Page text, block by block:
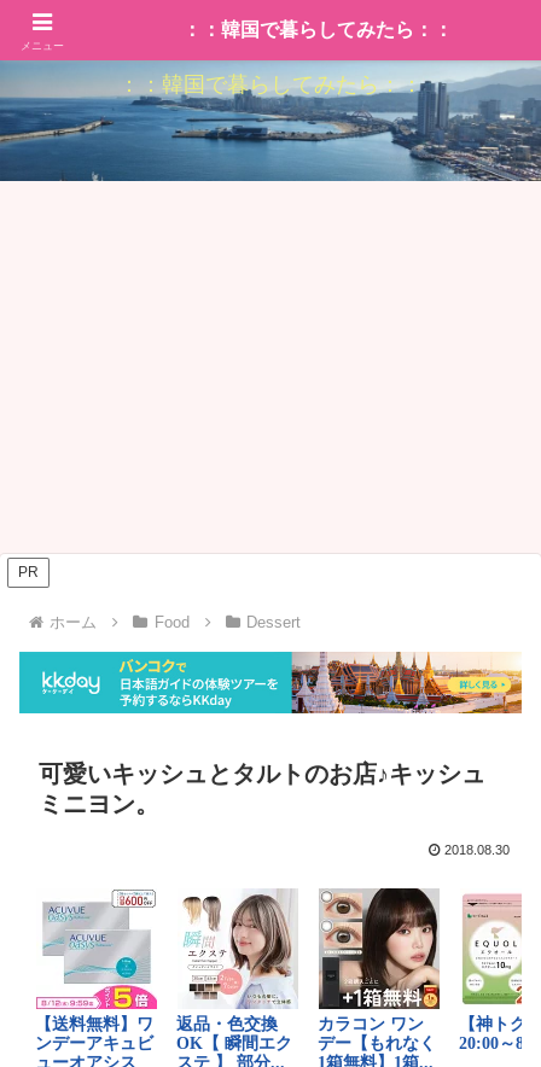
：：韓国で暮らしてみたら：：
PR
ホーム Food Dessert
可愛いキッシュとタルトのお店♪キッシュ
ミニヨン。
2018.08.30
メニュー
：：韓国で暮らしてみたら：：